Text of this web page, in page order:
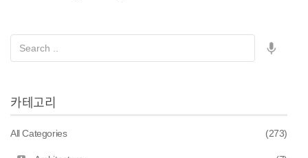
카테고리
All Categories (273)